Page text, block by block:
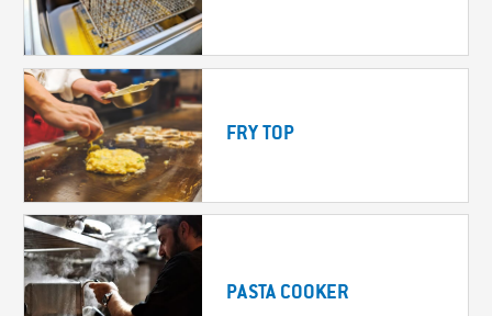
FRY TOP
PASTA COOKER